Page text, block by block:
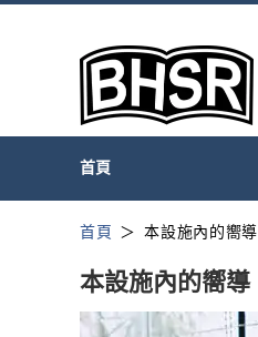
首頁
首頁 本設施內的嚮導
本設施內的嚮導